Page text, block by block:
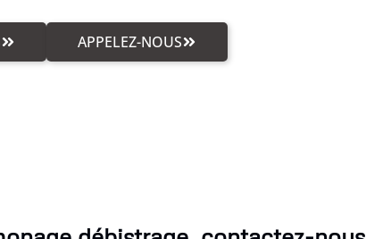
APPELEZ-NOUS